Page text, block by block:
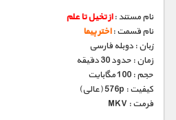
نام مستند :از تخیل تا علم
نام قسمت :اختر پیما
زبان : دوبله فارسی
زمان : حدود 30 دقیقه
حجم : 100 مگابایت
کیفیت : 576p (عالی)
فرمت : MKV